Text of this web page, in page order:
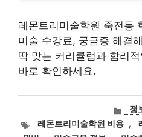
레몬트리미술학원 죽전동
미술 수강료, 궁금증 해결
딱 맞는 커리큘럼과 합리
바로 확인하세요.
카
고
정
태
그
레몬트리미술학원 비용 ,